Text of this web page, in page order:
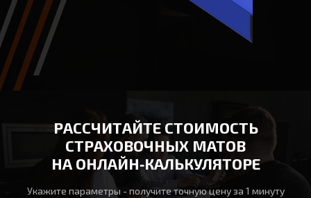
РАССЧИТАЙТЕ СТОИМОСТЬ
СТРАХОВОЧНЫХ МАТОВ
НА ОНЛАЙН‑КАЛЬКУЛЯТОРЕ
Укажите параметры - получите точную цену за 1 минуту